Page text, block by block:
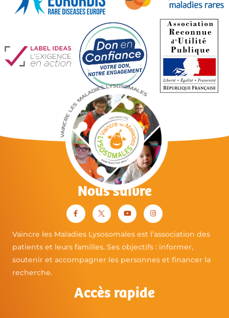
Nous suivre
Vaincre les Maladies Lysosomales est l’association des
patients et leurs familles. Ses objectifs : informer,
soutenir et accompagner les personnes et financer la
recherche.
Accès rapide